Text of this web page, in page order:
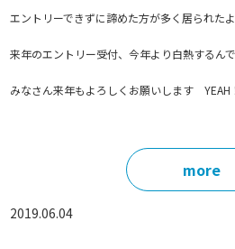
エントリーできずに諦めた方が多く居られたよ
来年のエントリー受付、今年より白熱するん
みなさん来年もよろしくお願いします YEAH
more
2019.06.04